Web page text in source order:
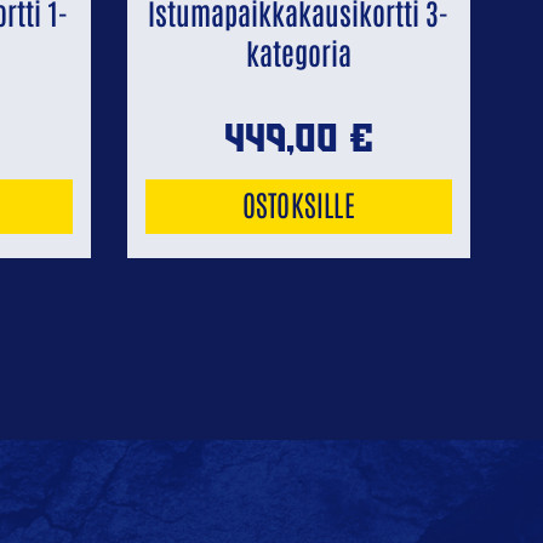
1-
Istumapaikkakausikortti 3-
kategoria
449,00 €
OSTOKSILLE